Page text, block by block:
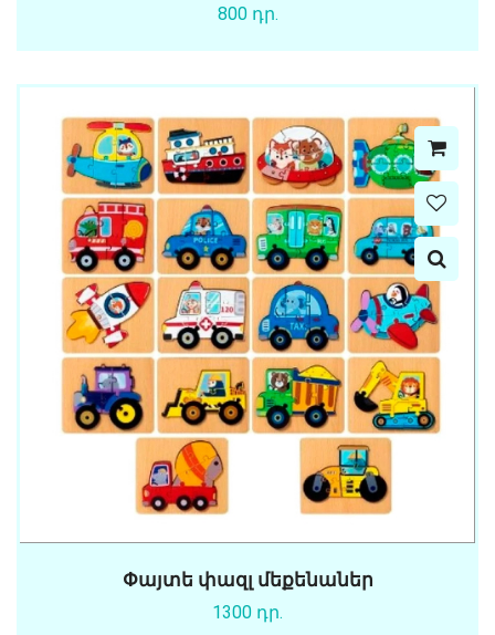
800 դր.
Փայտե փազլ մեքենաներ
1300 դր.